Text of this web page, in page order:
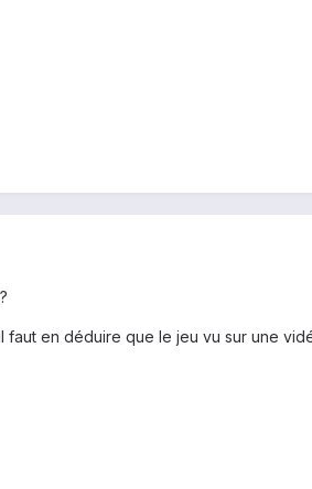
en déduire que le jeu vu sur une